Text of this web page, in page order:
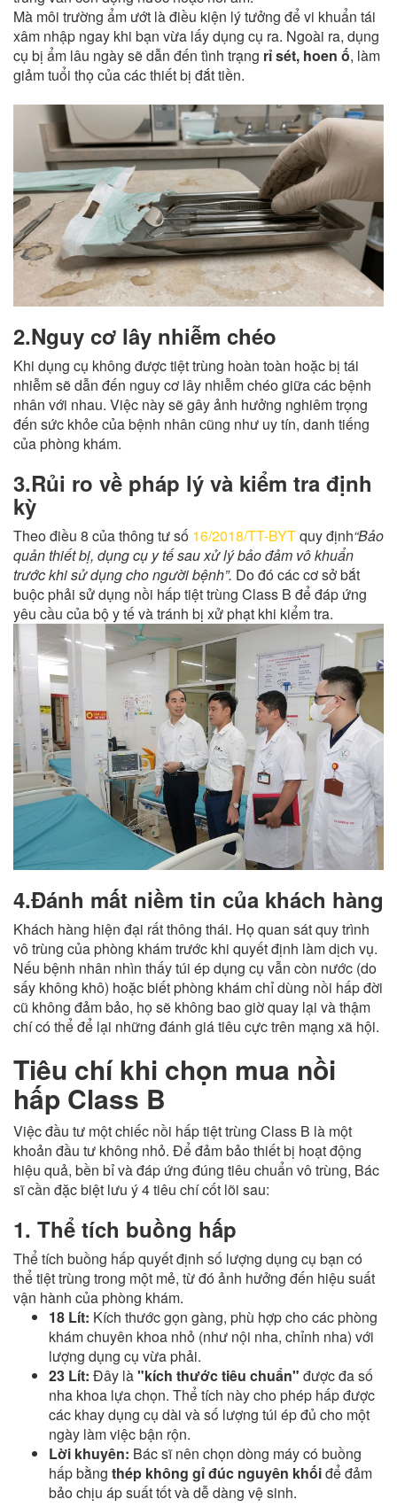
Mà môi trường ẩm ướt là điều kiện lý tưởng để vi khuẩn tái
xâm nhập ngay khi bạn vừa lấy dụng cụ ra. Ngoài ra, dụng
cụ bị ẩm lâu ngày sẽ dẫn đến tình trạng rỉ sét, hoen ố, làm
giảm tuổi thọ của các thiết bị đắt tiền.
2.Nguy cơ lây nhiễm chéo
Khi dụng cụ không được tiệt trùng hoàn toàn hoặc bị tái
nhiễm sẽ dẫn đến nguy cơ lây nhiễm chéo giữa các bệnh
nhân với nhau. Việc này sẽ gây ảnh hưởng nghiêm trọng
đến sức khỏe của bệnh nhân cũng như uy tín, danh tiếng
của phòng khám.
3.Rủi ro về pháp lý và kiểm tra định
kỳ
Theo điều 8 của thông tư số 16/2018/TT-BYTquy định“Bảo
quản thiết bị, dụng cụ y tế sau xử lý bảo đảm vô khuẩn
trước khi sử dụng cho người bệnh”. Do đó các cơ sở bắt
buộc phải sử dụng nồi hấp tiệt trùng Class B để đáp ứng
yêu cầu của bộ y tế và tránh bị xử phạt khi kiểm tra.
4.Đánh mất niềm tin của khách hàng
Khách hàng hiện đại rất thông thái. Họ quan sát quy trình
vô trùng của phòng khám trước khi quyết định làm dịch vụ.
Nếu bệnh nhân nhìn thấy túi ép dụng cụ vẫn còn nước (do
sấy không khô) hoặc biết phòng khám chỉ dùng nồi hấp đời
cũ không đảm bảo, họ sẽ không bao giờ quay lại và thậm
chí có thể để lại những đánh giá tiêu cực trên mạng xã hội.
Tiêu chí khi chọn mua nồi
hấp Class B
Việc đầu tư một chiếc nồi hấp tiệt trùng Class B là một
khoản đầu tư không nhỏ. Để đảm bảo thiết bị hoạt động
hiệu quả, bền bỉ và đáp ứng đúng tiêu chuẩn vô trùng, Bác
sĩ cần đặc biệt lưu ý 4 tiêu chí cốt lõi sau:
1. Thể tích buồng hấp
Thể tích buồng hấp quyết định số lượng dụng cụ bạn có
thể tiệt trùng trong một mẻ, từ đó ảnh hưởng đến hiệu suất
vận hành của phòng khám.
18 Lít: Kích thước gọn gàng, phù hợp cho các phòng
khám chuyên khoa nhỏ (như nội nha, chỉnh nha) với
lượng dụng cụ vừa phải.
23 Lít: Đây là"kích thước tiêu chuẩn" được đa số
nha khoa lựa chọn. Thể tích này cho phép hấp được
các khay dụng cụ dài và số lượng túi ép đủ cho một
ngày làm việc bận rộn.
Lời khuyên: Bác sĩ nên chọn dòng máy có buồng
hấp bằng thép không gỉ đúc nguyên khốiđể đảm
bảo chịu áp suất tốt và dễ dàng vệ sinh.